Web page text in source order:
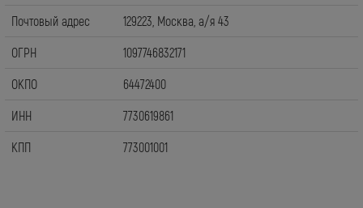
Почтовый адрес 129223, Москва, а/я 43
ОГРН 1097746832171
ОКПО 64472400
ИНН 7730619861
КПП 773001001